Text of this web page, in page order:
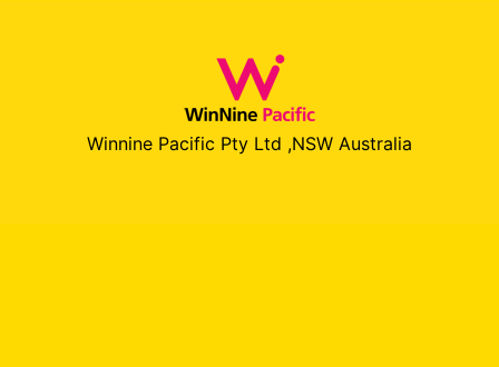
Winnine Pacific Pty Ltd ,NSW Australia